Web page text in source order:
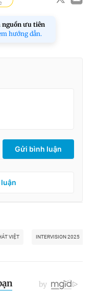
nguồn ưu tiên
hướng dẫn.
Gửi bình luận
VIỆT INTERVISION 2025